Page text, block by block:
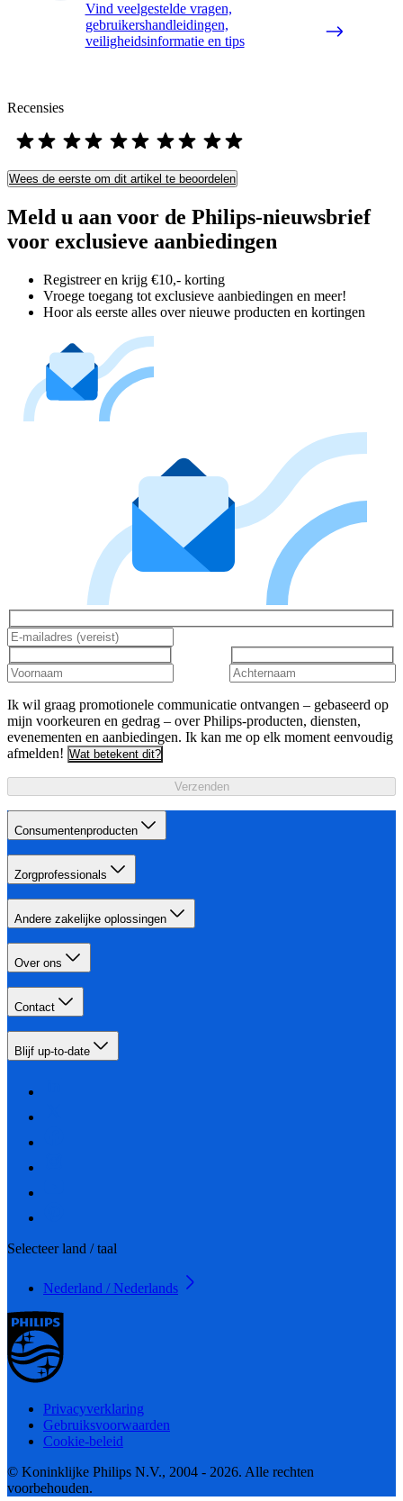
Vind veelgestelde vragen,
gebruikershandleidingen,
veiligheidsinformatie en tips
Recensies
Wees de eerste om dit artikel te beoordelen
Meld u aan voor de Philips-nieuwsbrief
voor exclusieve aanbiedingen
Registreer en krijg €10,- korting
Vroege toegang tot exclusieve aanbiedingen en meer!
Hoor als eerste alles over nieuwe producten en kortingen
Ik wil graag promotionele communicatie ontvangen – gebaseerd op
mijn voorkeuren en gedrag – over Philips-producten, diensten,
evenementen en aanbiedingen. Ik kan me op elk moment eenvoudig
afmelden! Wat betekent dit?
Verzenden
Consumentenproducten
Zorgprofessionals
Andere zakelijke oplossingen
Over ons
Contact
Blijf up-to-date
Selecteer land / taal
Nederland / Nederlands
Privacyverklaring
Gebruiksvoorwaarden
Cookie-beleid
© Koninklijke Philips N.V., 2004 - 2026. Alle rechten
voorbehouden.